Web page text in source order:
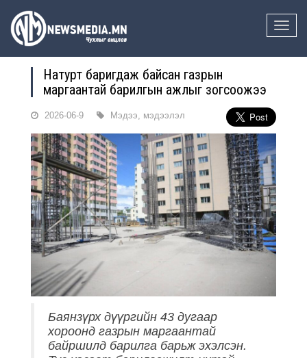
Toggle
Натурт баригдаж байсан газрын
маргаантай барилгын ажлыг зогсоожээ
2026-06-9 Мэдээ, мэдээлэл
Баянзүрх дүүргийн 43 дугаар
хороонд газрын маргаантай
байршилд барилга барьж эхэлсэн.